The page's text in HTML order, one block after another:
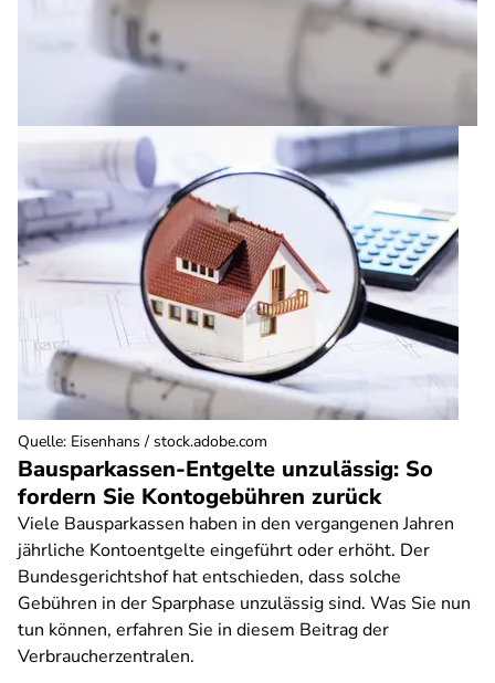
Bausparkassen-Entgelte unzulässig: So
fordern Sie Kontogebühren zurück
Viele Bausparkassen haben in den vergangenen Jahren
jährliche Kontoentgelte eingeführt oder erhöht. Der
Bundesgerichtshof hat entschieden, dass solche
Gebühren in der Sparphase unzulässig sind. Was Sie nun
tun können, erfahren Sie in diesem Beitrag der
Verbraucherzentralen.
Quelle: Eisenhans / stock.adobe.com